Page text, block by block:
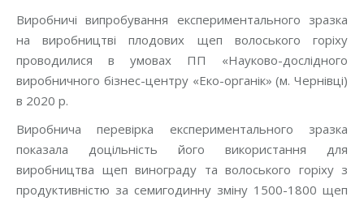
Виробничі випробування експериментального зразка
на виробництві плодових щеп волоського горіху
проводилися в умовах ПП «Науково-дослідного
виробничного бізнес-центру «Еко-органік» (м. Чернівці)
в 2020 р.
Виробнича перевірка експериментального зразка
показала доцільність його використання для
виробництва щеп винограду та волоського горіху з
продуктивністю за семигодинну зміну 1500-1800 щеп